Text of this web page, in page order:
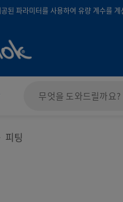
된 파라미터를 사용하여 유량 계수를
피팅